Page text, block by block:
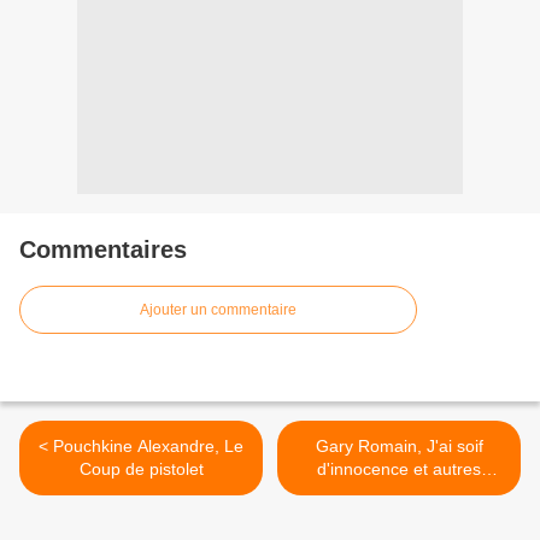
Commentaires
Ajouter un commentaire
< Pouchkine Alexandre, Le
Coup de pistolet
Gary Romain, J'ai soif
d'innocence et autres
nouvelles à chute >